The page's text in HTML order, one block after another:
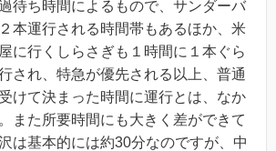
待ち時間によるもので、サンダーバ
本運行される時間帯もあるほか、米
に行くしらさぎも１時間に１本ぐら
され、特急が優先される以上、普通
けて決まった時間に運行とは、なか
また所要時間にも大きく差ができて
は基本的には約30分なのですが、中